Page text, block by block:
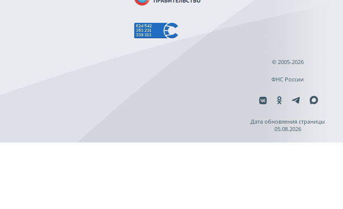
© 2005-2026
ФНС России
Дата обновления страницы
05.08.2026